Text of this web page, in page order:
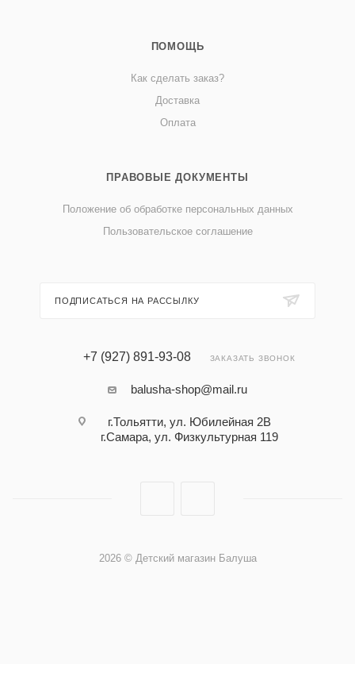
ПОМОЩЬ
Как сделать заказ?
Доставка
Оплата
ПРАВОВЫЕ ДОКУМЕНТЫ
Положение об обработке персональных данных
Пользовательское соглашение
ПОДПИСАТЬСЯ НА РАССЫЛКУ
+7 (927) 891-93-08 ЗАКАЗАТЬ ЗВОНОК
balusha-shop@mail.ru
г.Тольятти, ул. Юбилейная 2В
г.Самара, ул. Физкультурная 119
2026 © Детский магазин Балуша